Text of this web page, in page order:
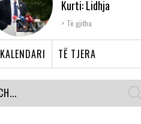
Kurti: Lidhja
Shqiptare e Prizrenit,
Të gjitha
KALENDARI TË TJERA